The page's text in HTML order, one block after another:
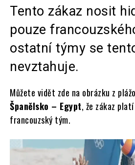
Tento zákaz nosit
pouze
ostatní týmy se
nevztahuje.
Můžete vidět zde na obrázku z
Španělsko – Egypt, že zákaz
francouzský tým.